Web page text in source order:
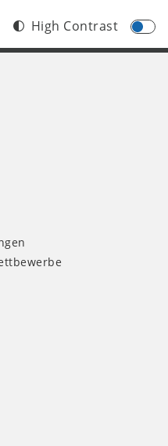
High Contrast